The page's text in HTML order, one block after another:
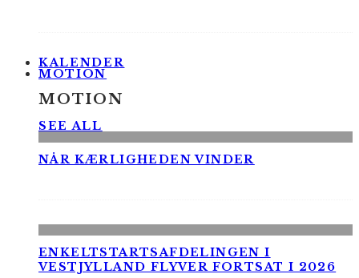
KALENDER
MOTION
MOTION
SEE ALL
NÅR KÆRLIGHEDEN VINDER
ENKELTSTARTSAFDELINGEN I
VESTJYLLAND FLYVER FORTSAT I 2026